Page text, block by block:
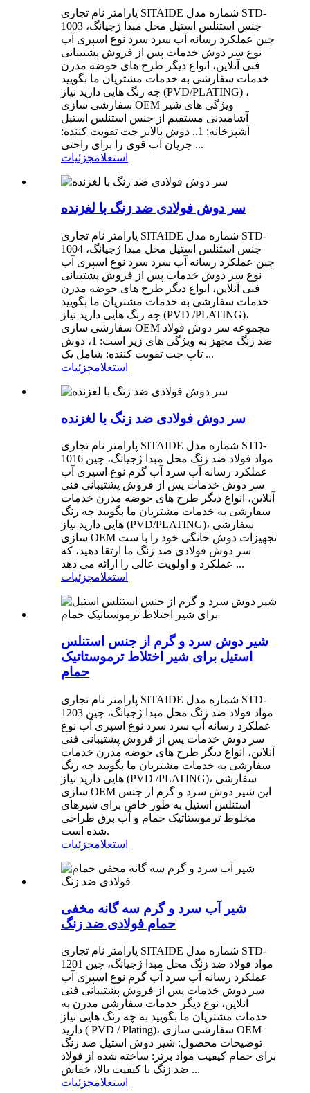
پارامتر نام تجاری SITAIDE شماره مدل STD-
1003 جنس استنلس استیل محل مبدا ژجیانگ،
چین عملکرد رسانه آب سرد سرد نوع اسپری آب
نوع سر دوش خدمات پس از فروش پشتیبانی
فنی آنلاین، انواع دیگر طرح های حوضه مدرن
خدمات سفارشی به خدمات مشتریان ما بگویید
چه رنگ هایی دارید نیاز (PVD/PLATING) ،
سفارشی سازی OEM ویژگی های شیر
آشامیدنی مستقیم از جنس استنلس استیل
آشپزخانه: 1.. دوش بالابر جت تقویت کننده:
جریان آب قوی را برای راحتی ...
استعلامجزئیات
سر دوش فولادی ضد زنگ با لغزنده
پارامتر نام تجاری SITAIDE شماره مدل STD-
1004 جنس استنلس استیل محل مبدا ژجیانگ،
چین عملکرد رسانه آب سرد سرد نوع اسپری آب
نوع سر دوش خدمات پس از فروش پشتیبانی
فنی آنلاین، انواع دیگر طرح های حوضه مدرن
خدمات سفارشی به خدمات مشتریان ما بگویید
چه رنگ هایی دارید نیاز (PVD /PLATING)،
سفارشی سازی OEM مجموعه سر دوش فولاد
ضد زنگ مجهز به ویژگی های زیر است: 1، دوش
تاپ جت تقویت کننده: شامل یک ...
استعلامجزئیات
سر دوش فولادی ضد زنگ با لغزنده
پارامتر نام تجاری SITAIDE شماره مدل STD-
1016 مواد فولاد ضد زنگ محل مبدا ژجیانگ، چین
عملکرد رسانه آب سرد آب گرم نوع اسپری آب
سر دوش خدمات پس از فروش پشتیبانی فنی
آنلاین، انواع دیگر طرح های حوضه مدرن خدمات
سفارشی به خدمات مشتریان ما بگویید چه رنگ
هایی دارید نیاز (PVD/PLATING)، سفارشی
سازی OEM تجهیزات دوش خانگی خود را با ست
سر دوش فولادی ضد زنگ ما ارتقا دهید، که
عملکرد و اولویت عالی را ارائه می دهد ...
استعلامجزئیات
شیر دوش سرد و گرم از جنس استنلس
استیل برای شیر اختلاط ترموستاتیک
حمام
پارامتر نام تجاری SITAIDE شماره مدل STD-
1203 مواد فولاد ضد زنگ محل مبدا ژجیانگ، چین
عملکرد رسانه آب سرد سرد نوع اسپری آب نوع
سر دوش خدمات پس از فروش پشتیبانی فنی
آنلاین، انواع دیگر طرح های حوضه مدرن خدمات
سفارشی به خدمات مشتریان ما بگویید چه رنگ
هایی دارید نیاز (PVD /PLATING)، سفارشی
سازی OEM این شیر دوش سرد و گرم از جنس
استنلس استیل به طور خاص برای شیرهای
مخلوط ترموستاتیک حمام و آب برق طراحی
شده است.
استعلامجزئیات
شیر آب سرد و گرم سه گانه مخفی
حمام فولادی ضد زنگ
پارامتر نام تجاری SITAIDE شماره مدل STD-
1201 مواد فولاد ضد زنگ محل مبدا ژجیانگ، چین
عملکرد رسانه آب سرد آب گرم نوع اسپری آب
سر دوش خدمات پس از فروش پشتیبانی فنی
آنلاین، نوع دیگر خدمات سفارشی مدرن به
خدمات مشتریان ما بگویید به چه رنگ هایی نیاز
دارید ( PVD / Plating)، سفارشی سازی OEM
توضیحات محصول: شیر دوش استیل ضد زنگ
برای حمام کیفیت مواد برتر: ساخته شده از فولاد
ضد زنگ با کیفیت بالا، خفاش ...
استعلامجزئیات